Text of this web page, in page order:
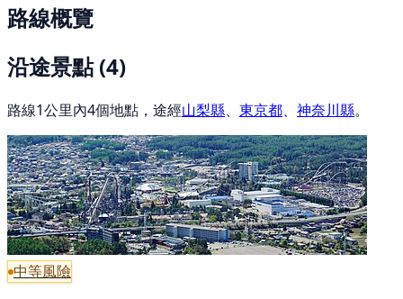
路線概覽
沿途景點(4)
路線1公里內4個地點，途經山梨縣、 東京都、 神奈川縣。
中等風險